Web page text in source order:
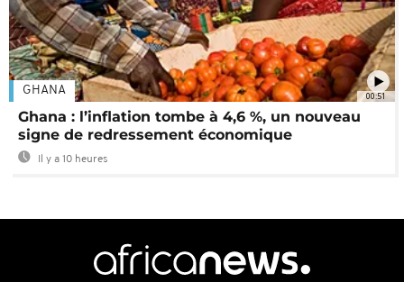
00:51
GHANA
Ghana : l’inflation tombe à 4,6 %, un nouveau
signe de redressement économique
Il y a 10 heures